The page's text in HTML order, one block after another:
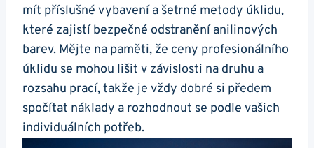
mít příslušné vybavení a šetrné metody úklidu,
které zajistí bezpečné odstranění anilinových
barev. Mějte na paměti, že ceny profesionálního
úklidu se mohou lišit v závislosti na druhu a
rozsahu prací, takže je vždy dobré si předem
spočítat náklady a rozhodnout se podle vašich
individuálních potřeb.